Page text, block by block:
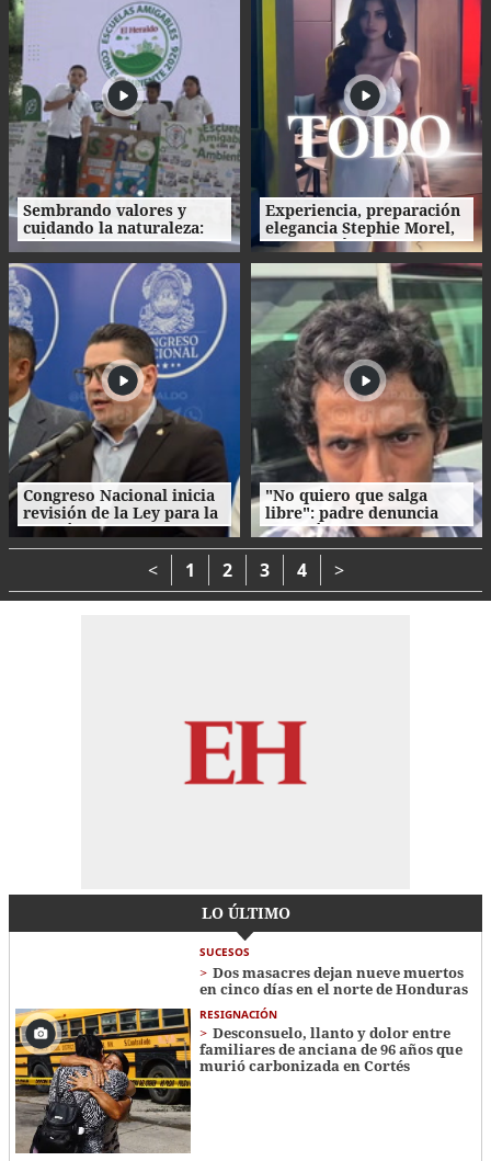
Sembrando valores y
cuidando la naturaleza:
así fue la clausura de las
Escuelas Amigables con el
Ambiente
Experiencia, preparación
elegancia Stephie Morel,
Miss Cortés va por la
corona de Miss Honduras
2026
Congreso Nacional inicia
revisión de la Ley para la
Gestión Integral de
Residuos en Honduras
"No quiero que salga
libre": padre denuncia
agresión de su propio
hijo en La Ceiba
< 1 2 3 4 >
LO ÚLTIMO
SUCESOS
Dos masacres dejan nueve muertos
en cinco días en el norte de Honduras
RESIGNACIÓN
​​​​Desconsuelo, llanto y dolor entre
familiares de anciana de 96 años que
murió carbonizada en Cortés